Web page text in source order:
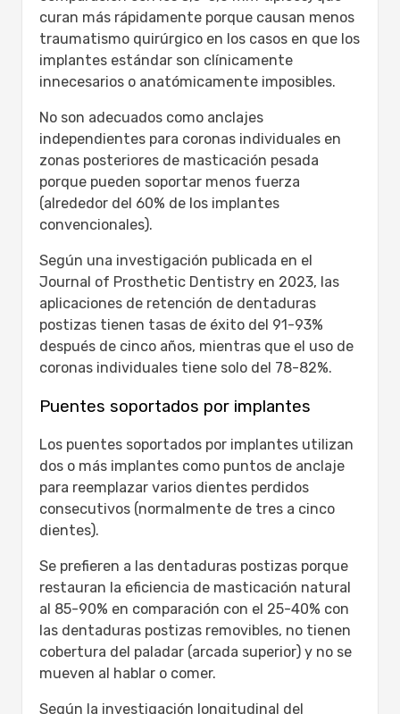
curan más rápidamente porque causan menos
traumatismo quirúrgico en los casos en que los
implantes estándar son clínicamente
innecesarios o anatómicamente imposibles.
No son adecuados como anclajes
independientes para coronas individuales en
zonas posteriores de masticación pesada
porque pueden soportar menos fuerza
(alrededor del 60% de los implantes
convencionales).
Según una investigación publicada en el
Journal of Prosthetic Dentistry en 2023, las
aplicaciones de retención de dentaduras
postizas tienen tasas de éxito del 91-93%
después de cinco años, mientras que el uso de
coronas individuales tiene solo del 78-82%.
Puentes soportados por implantes
Los puentes soportados por implantes utilizan
dos o más implantes como puntos de anclaje
para reemplazar varios dientes perdidos
consecutivos (normalmente de tres a cinco
dientes).
Se prefieren a las dentaduras postizas porque
restauran la eficiencia de masticación natural
al 85-90% en comparación con el 25-40% con
las dentaduras postizas removibles, no tienen
cobertura del paladar (arcada superior) y no se
mueven al hablar o comer.
Según la investigación longitudinal del